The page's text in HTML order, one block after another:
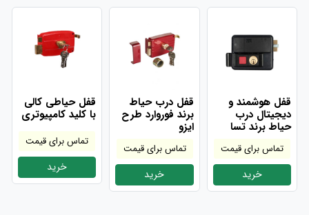
قفل حیاطی کالی
با کلید کامپیوتری
تماس برای قیمت
خرید
قفل درب حیاط
برند فوروارد طرح
ایزو
تماس برای قیمت
خرید
قفل هوشمند و
دیجیتال درب
حیاط برند تسا
تماس برای قیمت
خرید